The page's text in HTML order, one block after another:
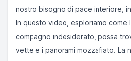
nostro bisogno di pace interiore,
In questo video, esploriamo come
compagno indesiderato, possa
vette e i panorami mozzafiato. La